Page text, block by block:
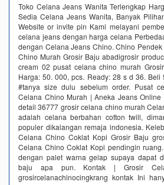
Toko Celana Jeans Wanita Terlengkap
Sedia Celana Jeans Wanita, Banyak
Website or invite pin Kami melayani
celana jeans dengan harga celana
dengan Celana Jeans Chino. Chino
Chino Murah Grosir Baju abadigrosir
cream 02 pusat celana chino murah
Harga: 50. 000, pcs. Ready: 28 s d 36. Beli
#tanya size dulu sebelum order. Pusat
Celana Chino Murah | Aneka Jeans
detail 36777 grosir celana chino murah
adalah celana berbahan cotton twill,
populer dikalangan remaja indonesia.
Celana Chino Coklat Kopi Grosir Baju
Celana Chino Coklat Kopi pendingin
dengan palet warna gelap supaya dapat
baju apa pun. Kontak | Grosir
grosircelanachinocingkrang kontak Ini